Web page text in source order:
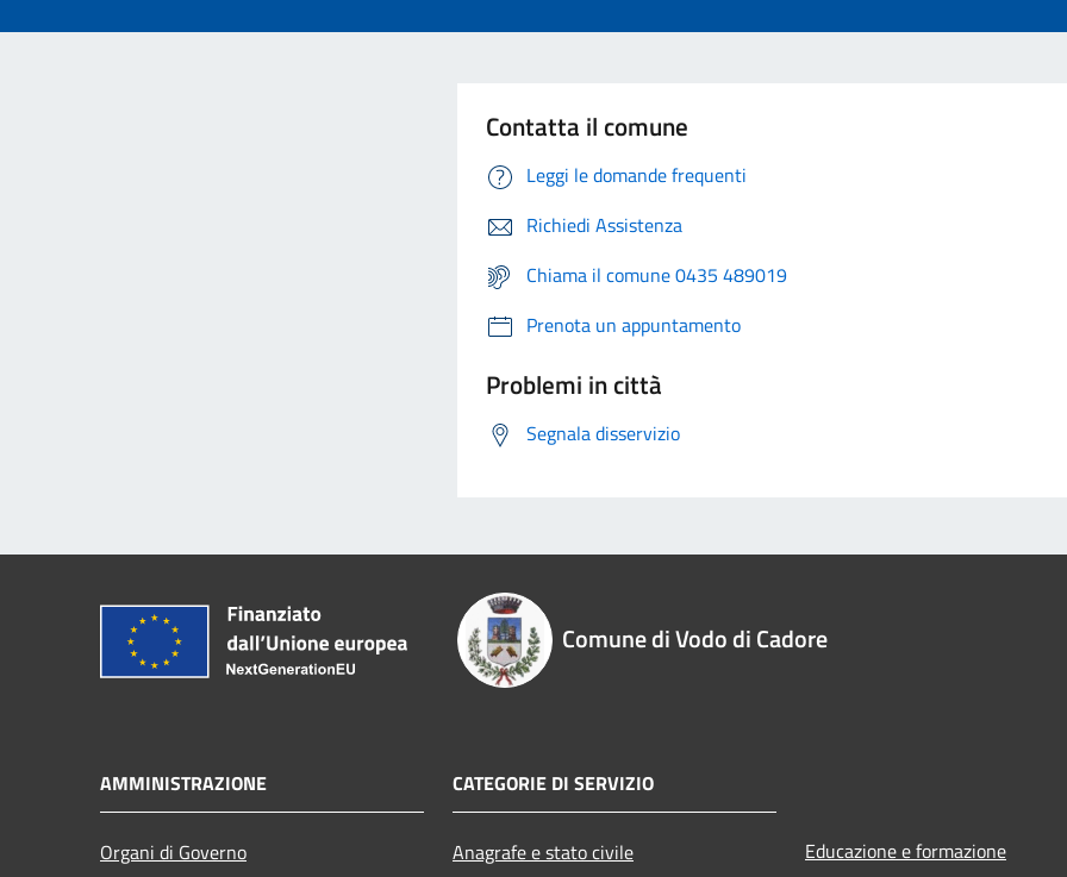
Contatta il comune
Leggi le domande frequenti
Richiedi Assistenza
Chiama il comune 0435 489019
Prenota un appuntamento
Problemi in città
Segnala disservizio
Comune di Vodo di Cadore
AMMINISTRAZIONE
Organi di Governo
CATEGORIE DI SERVIZIO
Anagrafe e stato civile
Educazione e formazione